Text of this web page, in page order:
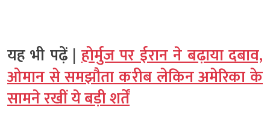
यह भी पढ़ें |होर्मुज पर ईरान ने बढ़ाया दबाव,
ओमान से समझौता करीब लेकिन अमेरिका के
सामने रखीं ये बड़ी शर्तें